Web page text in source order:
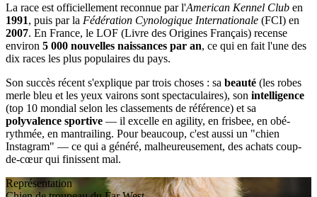
La race est officiellement reconnue par l'American Kennel Club en
1991, puis par la Fédération Cynologique Internationale (FCI) en
2007. En France, le LOF (Livre des Origines Français) recense
environ 5 000 nouvelles naissances par an, ce qui en fait l'une des
dix races les plus populaires du pays.
Son succès récent s'explique par trois choses : sa beauté (les robes
merle bleu et les yeux vairons sont spectaculaires), son intelligence
(top 10 mondial selon les classements de référence) et sa
polyvalence sportive — il excelle en agility, en frisbee, en obé-
rythmée, en mantrailing. Pour beaucoup, c'est aussi un "chien
Instagram" — ce qui a généré, malheureusement, des achats coup-
de-cœur qui finissent mal.
Représentation